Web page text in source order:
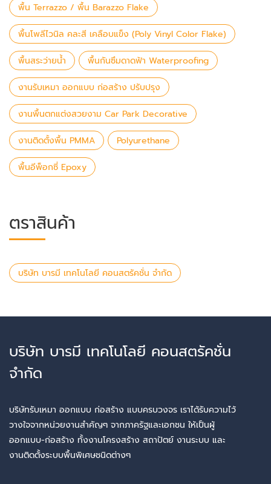
พื้น Terrazzo / พื้น Barazzo Flake
พื้นโพลีไวนิล คละสี เคลือบแข็ง (Poly Vinyl Color Flake)
พื้นสระว่ายน้ำ พื้นกันซึมดาดฟ้า Waterproofing
งานรับเหมา ออกแบบ ก่อสร้าง ปรับปรุง
งานพื้นตกแต่งสวยงาม Car Park Decorative
งานติดตั้งพื้น PMMA Polyurethane
พื้นอีพ็อกซี่ Epoxy
ตราสินค้า
บริษัท บารมี เทคโนโลยี คอนสตรัคชั่น จำกัด
บริษัท บารมี เทคโนโลยี คอนสตรัคชั่น
จำกัด
บริษัทรับเหมา ออกแบบ ก่อสร้าง แบบครบวงจร เราได้รับความไว้
วางใจจากหน่วยงานสำคัญๆ จากภาครัฐและเอกชน ให้เป็นผู้
ออกแบบ-ก่อสร้าง ทั้งงานโครงสร้าง สถาปัตย์ งานระบบ และ
งานติดตั้งระบบพื้นพิเศษชนิดต่างๆ